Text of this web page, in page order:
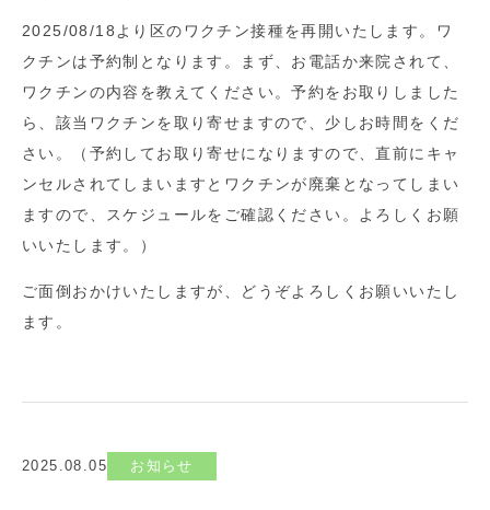
2025/08/18より区のワクチン接種を再開いたします。ワ
クチンは予約制となります。まず、お電話か来院されて、
ワクチンの内容を教えてください。予約をお取りしました
ら、該当ワクチンを取り寄せますので、少しお時間をくだ
さい。（予約してお取り寄せになりますので、直前にキャ
ンセルされてしまいますとワクチンが廃棄となってしまい
ますので、スケジュールをご確認ください。よろしくお願
いいたします。）
ご面倒おかけいたしますが、どうぞよろしくお願いいたし
ます。
2025.08.05 お知らせ